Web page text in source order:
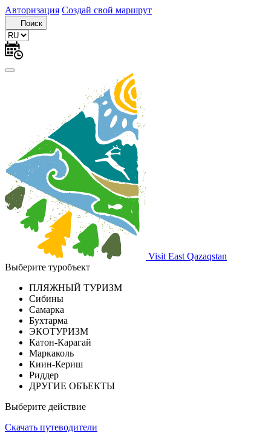
Авторизация Создай свой маршрут
Поиск
Visit East Qazaqstan
Выберите туробъект
ПЛЯЖНЫЙ ТУРИЗМ
Сибины
Самарка
Бухтарма
ЭКОТУРИЗМ
Катон-Карагай
Маркаколь
Киин-Кериш
Риддер
ДРУГИЕ ОБЪЕКТЫ
Выберите действие
Скачать путеводители